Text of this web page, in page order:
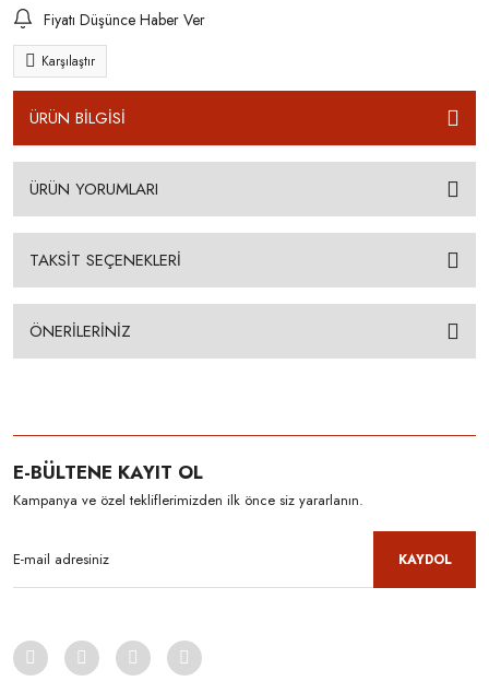
Fiyatı Düşünce Haber Ver
Karşılaştır
ÜRÜN BİLGİSİ
ÜRÜN YORUMLARI
TAKSİT SEÇENEKLERİ
ÖNERİLERİNİZ
E-BÜLTENE KAYIT OL
Kampanya ve özel tekliflerimizden ilk önce siz yararlanın.
KAYDOL